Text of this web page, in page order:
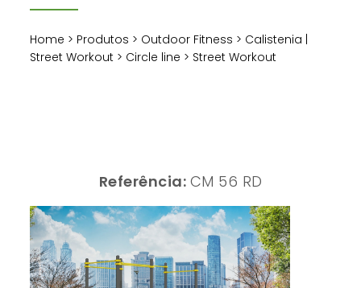
Home > Produtos > Outdoor Fitness > Calistenia |
Street Workout > Circle line > Street Workout
Referência: CM 56 RD